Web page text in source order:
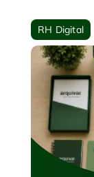
RH Digital